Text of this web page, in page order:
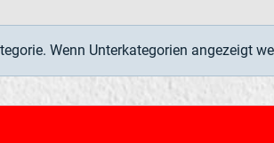
Wenn Unterkategorien angezeigt